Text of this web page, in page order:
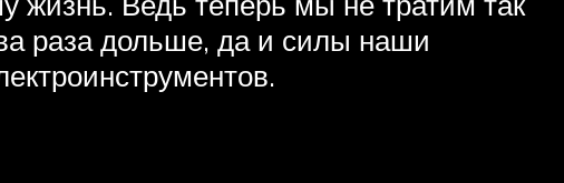
раза дольше, да и силы наши